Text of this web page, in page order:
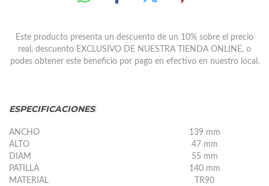
Este producto presenta un descuento de un 10% sobre el precio
real, descuento EXCLUSIVO DE NUESTRA TIENDA ONLINE, o
podes obtener este beneficio por pago en efectivo en nuestro local.
ESPECIFICACIONES:
ANCHO
139 mm
ALTO
47 mm
DIAM
55 mm
PATILLA
140 mm
MATERIAL
TR90